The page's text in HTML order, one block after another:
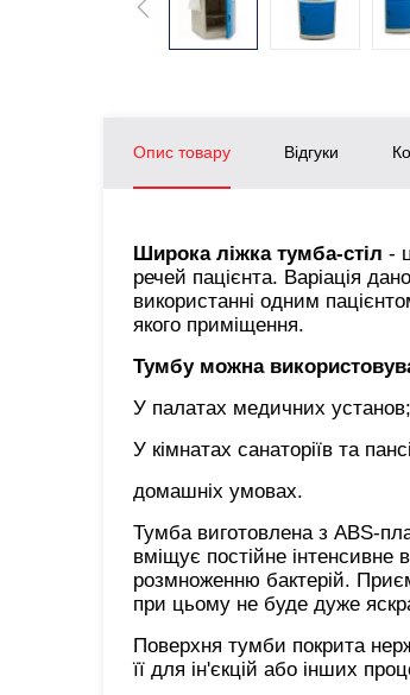
Опис товару Відгуки
Широка ліжка тумба-стіл -
речей пацієнта. Варіація
використанні одним
якого приміщення.
Тумбу можна
У палатах медичних установ;
У кімнатах санаторіїв та
домашніх умовах.
Тумба виготовлена з ABS-
вміщує постійне інтенсивне
розмноженню бактерій.
при цьому не буде дуже
Поверхня тумби покрита
її для ін'єкцій або інших